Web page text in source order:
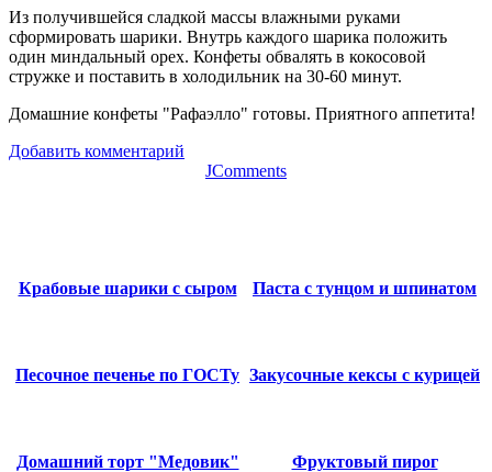
Из получившейся сладкой массы влажными руками
сформировать шарики. Внутрь каждого шарика положить
один миндальный орех. Конфеты обвалять в кокосовой
стружке и поставить в холодильник на 30-60 минут.
Домашние конфеты "Рафаэлло" готовы. Приятного аппетита!
Добавить комментарий
JComments
Крабовые шарики с сыром Паста с тунцом и шпинатом
Песочное печенье по ГОСТу Закусочные кексы с курицей
Домашний торт "Медовик" Фруктовый пирог